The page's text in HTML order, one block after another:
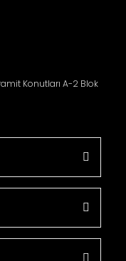
Konutları A-2 Blok